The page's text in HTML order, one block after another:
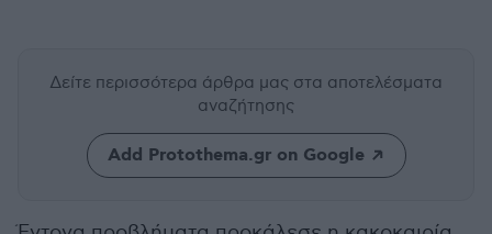
Δείτε περισσότερα άρθρα μας στα αποτελέσματα
αναζήτησης
Add Protothema.gr on Google